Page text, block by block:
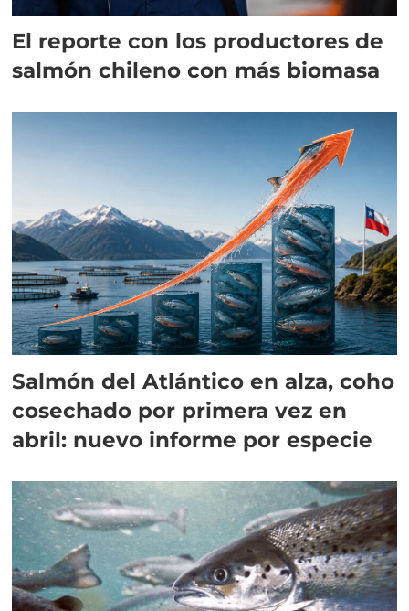
El reporte con los productores de
salmón chileno con más biomasa
Salmón del Atlántico en alza, coho
cosechado por primera vez en
abril: nuevo informe por especie